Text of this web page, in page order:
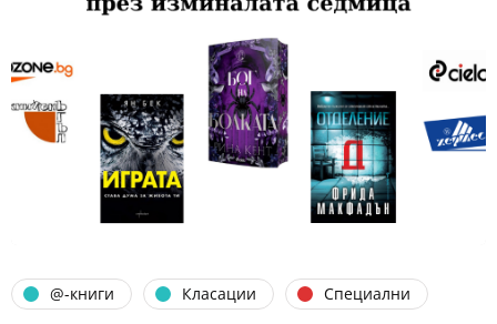
@-книги Класации Специални